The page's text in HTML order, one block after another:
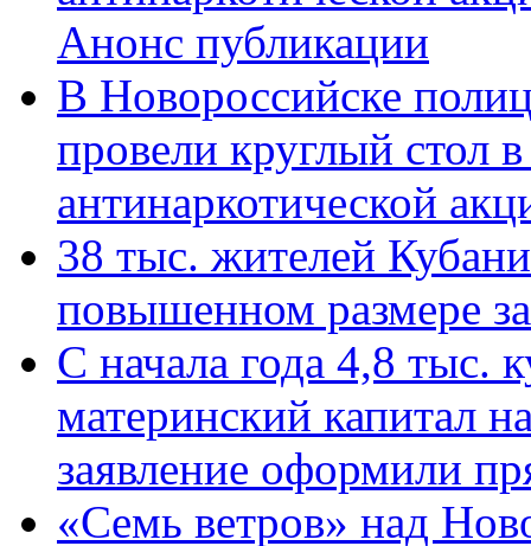
Анонс публикации
В Новороссийске
провели круглый стол
антинаркотической
38 тыс. жителей
повышенном размере
С начала года 4,8 тыс.
материнский капитал
заявление оформили
«Семь ветров» над